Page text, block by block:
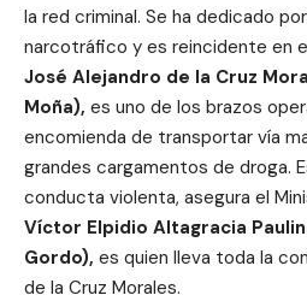
la red criminal. Se ha dedicado
narcotráfico y es reincidente en
José Alejandro de la Cruz
Moña), es uno de los brazos
encomienda de transportar vía
grandes cargamentos de droga.
conducta violenta, asegura el
Víctor Elpidio Altagracia
Gordo), es quien lleva toda la
de la Cruz Morales.